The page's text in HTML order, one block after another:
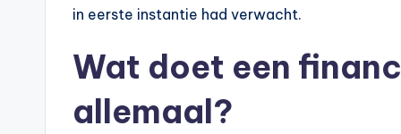
in eerste instantie had verwacht.
Wat doet een
allemaal?